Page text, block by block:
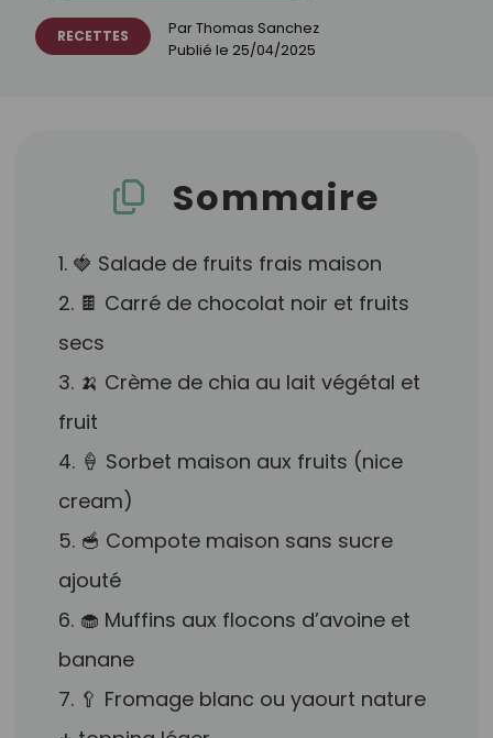
RECETTES ParThomas Sanchez
Publié le 25/04/2025
Sommaire
1. 🍓 Salade de fruits frais maison
2. 🍫 Carré de chocolat noir et fruits
secs
3. 🍌 Crème de chia au lait végétal et
fruit
4. 🍦 Sorbet maison aux fruits (nice
cream)
5. 🥣 Compote maison sans sucre
ajouté
6. 🧁 Muffins aux flocons d’avoine et
banane
7. 🥄 Fromage blanc ou yaourt nature